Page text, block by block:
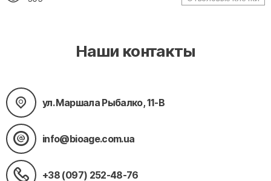
Наши контакты
ул. Маршала Рыбалко, 11-В
info@bioage.com.ua
+38 (097) 252-48-76